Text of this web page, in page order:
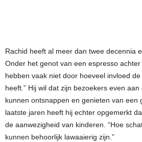
Rachid heeft al meer dan twee decennia
Onder het genot van een espresso
hebben vaak niet door hoeveel invloed
heeft.” Hij wil dat zijn bezoekers even
kunnen ontsnappen en genieten van een
laatste jaren heeft hij echter opgemerkt
de aanwezigheid van kinderen. “Hoe
kunnen behoorlijk lawaaierig zijn.”